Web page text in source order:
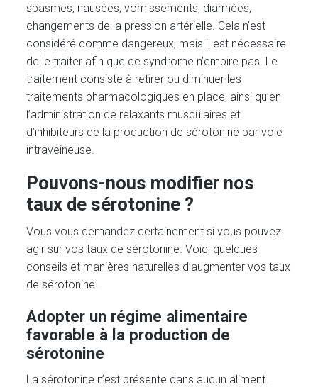
spasmes, nausées, vomissements, diarrhées,
changements de la pression artérielle. Cela n’est
considéré comme dangereux, mais il est nécessaire
de le traiter afin que ce syndrome n’empire pas. Le
traitement consiste à retirer ou diminuer les
traitements pharmacologiques en place, ainsi qu’en
l’administration de relaxants musculaires et
d’inhibiteurs de la production de sérotonine par voie
intraveineuse.
Pouvons-nous modifier nos
taux de sérotonine ?
Vous vous demandez certainement si vous pouvez
agir sur vos taux de sérotonine. Voici quelques
conseils et manières naturelles d’augmenter vos taux
de sérotonine.
Adopter un régime alimentaire
favorable à la production de
sérotonine
La sérotonine n’est présente dans aucun aliment.